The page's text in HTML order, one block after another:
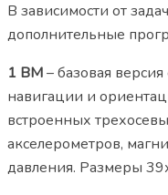
В зависимости от
дополнительные
1 ВМ– базовая
навигации и
встроенных
акселерометров,
давления. Размеры